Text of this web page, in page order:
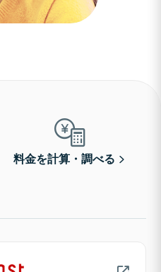
料金を計算・調べる